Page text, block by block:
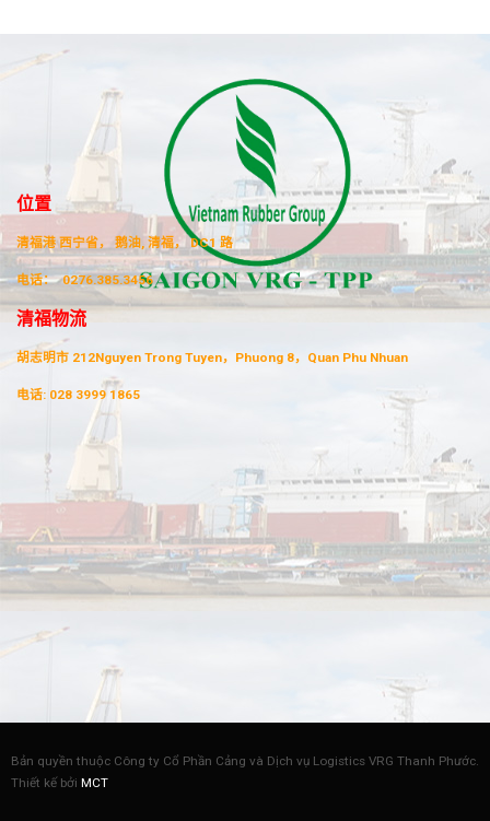
位置
清福港 西宁省， 鹅油, 清福， DC1 路
电话： 0276.385.3456
清福物流
胡志明市 212Nguyen Trong Tuyen，Phuong 8，Quan Phu Nhuan
电话: 028 3999 1865
Bản quyền thuộc Công ty Cổ Phần Cảng và Dịch vụ Logistics VRG Thanh Phước.
Thiết kế bởi MCT